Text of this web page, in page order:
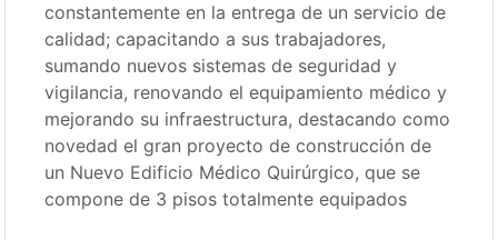
constantemente en la entrega de un servicio de
calidad; capacitando a sus trabajadores,
sumando nuevos sistemas de seguridad y
vigilancia, renovando el equipamiento médico y
mejorando su infraestructura, destacando como
novedad el gran proyecto de construcción de
un Nuevo Edificio Médico Quirúrgico, que se
compone de 3 pisos totalmente equipados